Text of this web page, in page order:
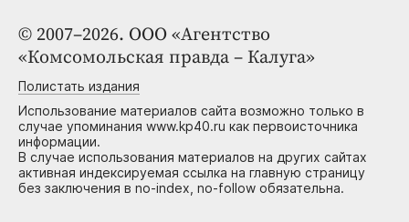
© 2007–2026. ООО «Агентство
«Комсомольская правда – Калуга»
Полистать издания
Использование материалов сайта возможно только в
случае упоминания www.kp40.ru как первоисточника
информации.
В случае использования материалов на других сайтах
активная индексируемая ссылка на главную страницу
без заключения в no-index, no-follow обязательна.